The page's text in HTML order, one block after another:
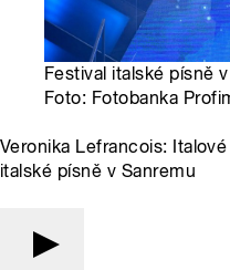
Festival italské písně v
Foto: Fotobanka
Veronika Lefrancois:
italské písně v Sanremu